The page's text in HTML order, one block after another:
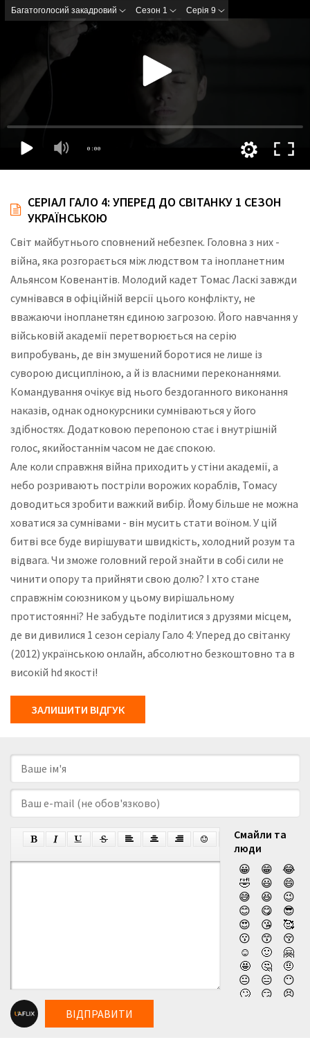
СЕРІАЛ ГАЛО 4: УПЕРЕД ДО СВІТАНКУ 1 СЕЗОН
УКРАЇНСЬКОЮ
Світ майбутнього сповнений небезпек. Головна з них -
війна, яка розгорається між людством та інопланетним
Альянсом Ковенантів. Молодий кадет Томас Ласкі завжди
сумнівався в офіційній версії цього конфлікту, не
вважаючи інопланетян єдиною загрозою. Його навчання у
військовій академії перетворюється на серію
випробувань, де він змушений боротися не лише із
суворою дисципліною, а й із власними переконаннями.
Командування очікує від нього бездоганного виконання
наказів, однак однокурсники сумніваються у його
здібностях. Додатковою перепоною стає і внутрішній
голос, якийостаннім часом не дає спокою.
Але коли справжня війна приходить у стіни академії, а
небо розривають постріли ворожих кораблів, Томасу
доводиться зробити важкий вибір. Йому більше не можна
ховатися за сумнівами - він мусить стати воїном. У цій
битві все буде вирішувати швидкість, холодний розум та
відвага. Чи зможе головний герой знайти в собі сили не
чинити опору та прийняти свою долю? І хто стане
справжнім союзником у цьому вирішальному
протистоянні? Не забудьте поділитися з друзями місцем,
де ви дивилися 1 сезон серіалу Гало 4: Уперед до світанку
(2012) українською онлайн, абсолютно безкоштовно та в
високій hd якості!
ЗАЛИШИТИ ВІДГУК
Смайли та
люди
😀
😁
😂
🤣
😃
😄
😅
😆
😉
😊
😋
😎
😍
😘
🥰
😗
😙
😚
☺️
🙂
🤗
🤩
🤔
🤨
😐
😑
😶
🙄
😏
😣
ВІДПРАВИТИ